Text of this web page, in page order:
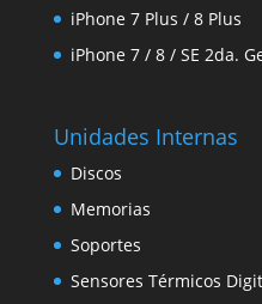
iPhone 7 Plus / 8 Plus
iPhone 7 / 8 / SE 2da.
Unidades Internas
Discos
Memorias
Soportes
Sensores Térmicos